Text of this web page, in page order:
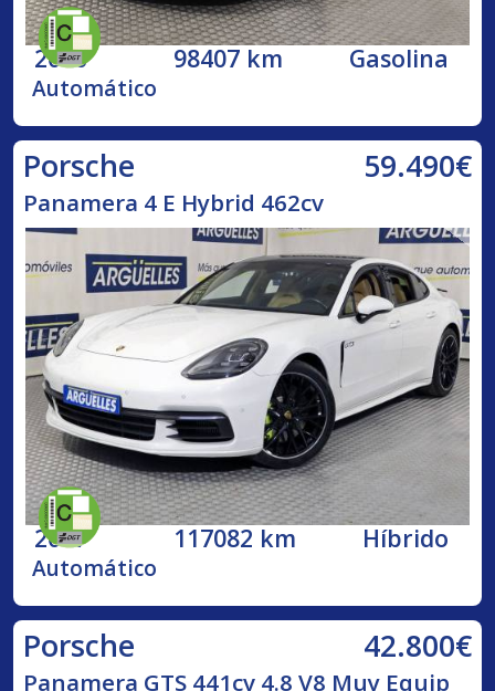
2010 98407 km Gasolina
Automático
Porsche 59.490€
Panamera 4 E Hybrid 462cv
2017 117082 km Híbrido
Automático
Porsche 42.800€
Panamera GTS 441cv 4.8 V8 Muy Equip